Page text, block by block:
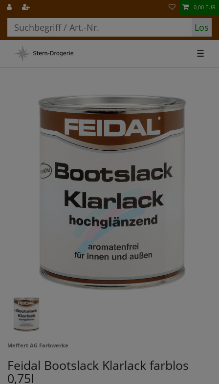
Los
0,00 EUR
☰
Meffert AG Farbwerke
Feidal Bootslack Klarlack farblos
0,75l